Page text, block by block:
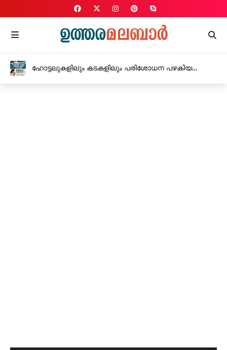
ഹോട്ടലുകളിലും കടകളിലും പരിശോധന പഴകിയ